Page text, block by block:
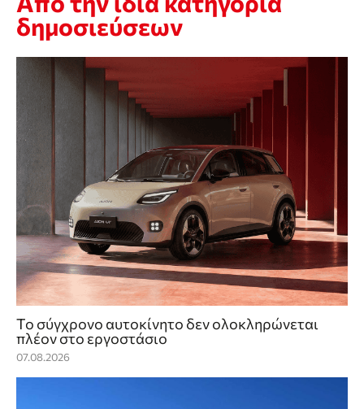
δημοσιεύσεων
Το σύγχρονο αυτοκίνητο δεν ολοκληρώνεται
πλέον στο εργοστάσιο
07.08.2026